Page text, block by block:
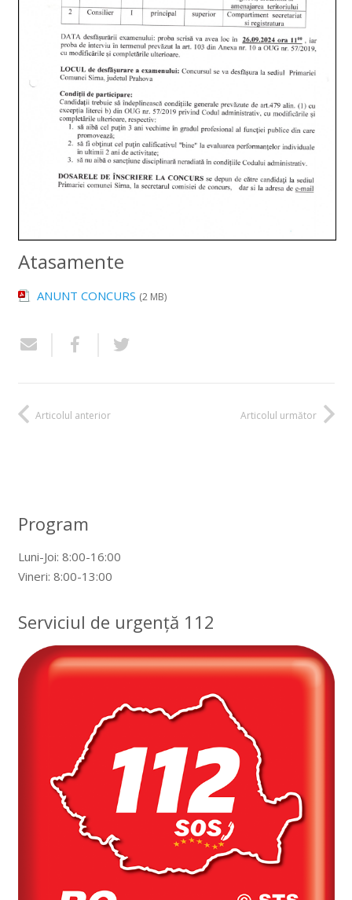
Atasamente
ANUNT CONCURS (2 MB)
Articolul anterior Articolul următor
Program
Luni-Joi: 8:00-16:00
Vineri: 8:00-13:00
Serviciul de urgență 112